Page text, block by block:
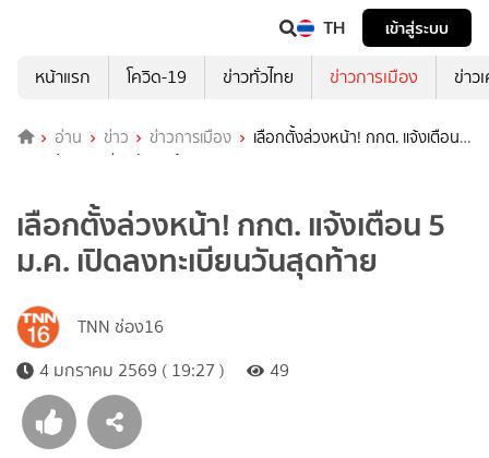
TH
เข้าสู่ระบบ
หน้าแรก
โควิด-19 ข่าวทั่วไทย ข่าวการเมือง ข่าว
อ่าน ข่าว ข่าวการเมือง
เลือกตั้งล่วงหน้า! กกต. แจ้งเตือน 5
ม.ค. เปิดลงทะเบียนวันสุดท้าย
เลือกตั้งล่วงหน้า! กกต. แจ้งเตือน 5
ม.ค. เปิดลงทะเบียนวันสุดท้าย
TNN ช่อง16
4 มกราคม 2569 ( 19:27 )
49